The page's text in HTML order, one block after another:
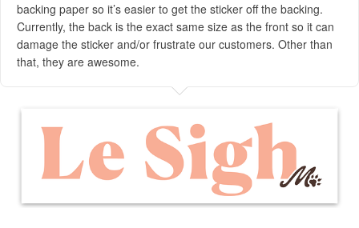
backing paper so it’s easier to get the sticker off the backing.
Currently, the back is the exact same size as the front so it can
damage the sticker and/or frustrate our customers. Other than
that, they are awesome.